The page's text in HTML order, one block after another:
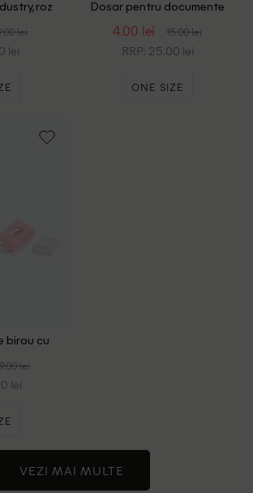
roz
lei
lei
Dosar pentru documente
4.00 lei 15.00 lei
RRP: 25.00 lei
ONE SIZE
birou cu
lei
lei
VEZI MAI MULTE